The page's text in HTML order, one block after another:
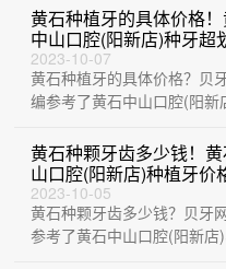
华玉口腔(···
黄石种植牙的具体价格
中山口腔(阳新店)种牙超
算，德国卡瓦ABT种植体
6920元起/颗！
2023-10-07
黄石种植牙的具体价格？贝
编参考了黄石中山口腔(阳新
品众口···
黄石种颗牙齿多少钱！
山口腔(阳新店)种植牙价
参考，国产创英种植牙：
3635元起/颗！
2023-10-05
黄石种颗牙齿多少钱？贝牙
参考了黄石中山口腔(阳新店